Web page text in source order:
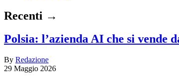
Recenti →
Polsia: l’azienda AI che si vende
By Redazione
29 Maggio 2026